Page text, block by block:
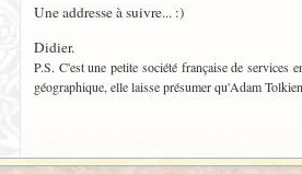
Une addresse à suivre... :)
Didier.
P.S. C'est une petite société française de
géographique, elle laisse présumer qu'Adam